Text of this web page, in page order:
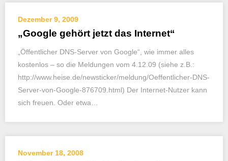
Dezember 9, 2009
„Google gehört jetzt das Internet“
„Öffentlicher DNS-Server von Google“, wie immer alles
kostenlos – so die Meldungen vom 4.12.09 (siehe z.B.:
http://www.heise.de/newsticker/meldung/Oeffentlicher-DNS-
Server-von-Google-876709.html) Der Internet-Nutzer kann
sich freuen. Oder etwa…
November 18, 2008